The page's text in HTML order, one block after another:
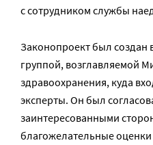
с сотрудником службы
Законопроект был создан
группой, возглавляемой
здравоохранения, куда
эксперты. Он был
заинтересованными
благожелательные оценки